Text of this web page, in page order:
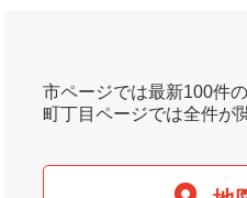
市ページでは最新100件
町丁目ページでは全件が